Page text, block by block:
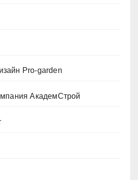
Pro-garden
АкадемСтрой